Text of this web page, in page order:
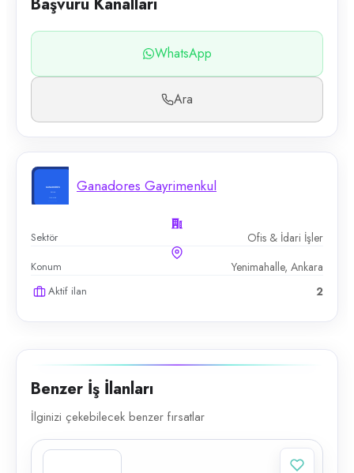
WhatsApp
Ara
Ganadores Gayrimenkul
Sektör Ofis & İdari İşler
Konum Yenimahalle, Ankara
Aktif ilan 2
Benzer İş İlanları
İlginizi çekebilecek benzer fırsatlar